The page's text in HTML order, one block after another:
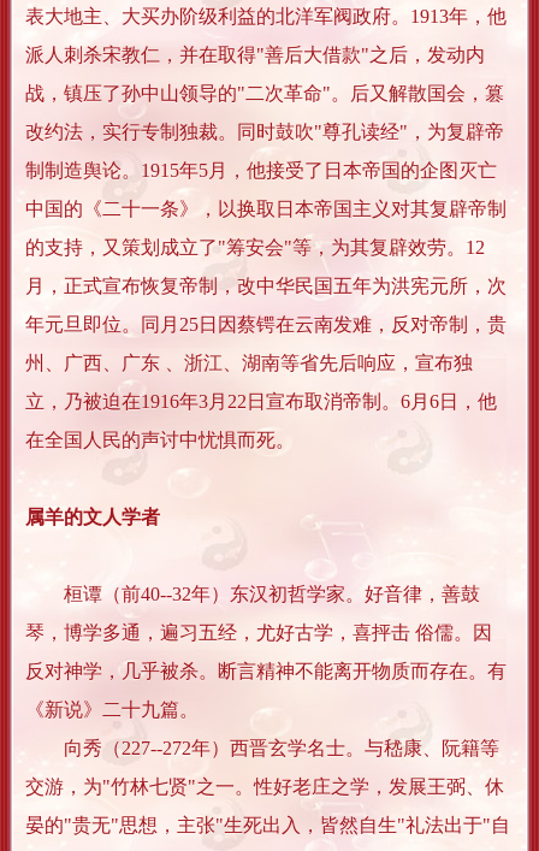
表大地主、大买办阶级利益的北洋军阀政府。1913年，他
派人刺杀宋教仁，并在取得"善后大借款"之后，发动内
战，镇压了孙中山领导的"二次革命"。后又解散国会，篡
改约法，实行专制独裁。同时鼓吹"尊孔读经"，为复辟帝
制制造舆论。1915年5月，他接受了日本帝国的企图灭亡
中国的《二十一条》，以换取日本帝国主义对其复辟帝制
的支持，又策划成立了"筹安会"等，为其复辟效劳。12
月，正式宣布恢复帝制，改中华民国五年为洪宪元所，次
年元旦即位。同月25日因蔡锷在云南发难，反对帝制，贵
州、广西、广东 、浙江、湖南等省先后响应，宣布独
立，乃被迫在1916年3月22日宣布取消帝制。6月6日，他
在全国人民的声讨中忧惧而死。
属羊的文人学者
桓谭（前40--32年）东汉初哲学家。好音律，善鼓
琴，博学多通，遍习五经，尤好古学，喜抨击 俗儒。因
反对神学，几乎被杀。断言精神不能离开物质而存在。有
《新说》二十九篇。
向秀（227--272年）西晋玄学名士。与嵇康、阮籍等
交游，为"竹林七贤"之一。性好老庄之学，发展王弼、休
晏的"贵无"思想，主张"生死出入，皆然自生"礼法出于"自